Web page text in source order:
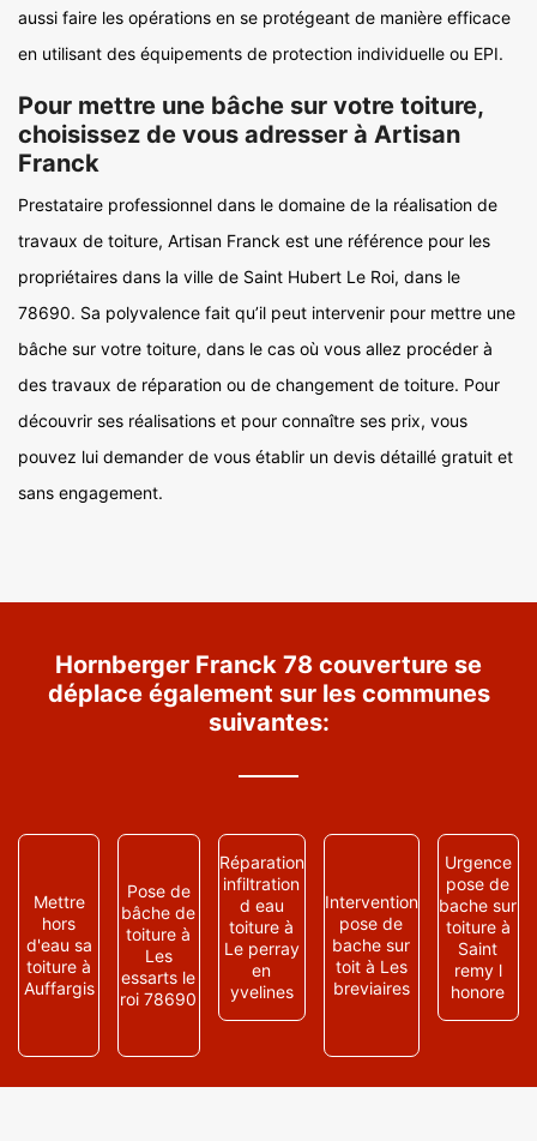
aussi faire les opérations en se protégeant de manière efficace
en utilisant des équipements de protection individuelle ou EPI.
Pour mettre une bâche sur votre toiture,
choisissez de vous adresser à Artisan
Franck
Prestataire professionnel dans le domaine de la réalisation de
travaux de toiture, Artisan Franck est une référence pour les
propriétaires dans la ville de Saint Hubert Le Roi, dans le
78690. Sa polyvalence fait qu’il peut intervenir pour mettre une
bâche sur votre toiture, dans le cas où vous allez procéder à
des travaux de réparation ou de changement de toiture. Pour
découvrir ses réalisations et pour connaître ses prix, vous
pouvez lui demander de vous établir un devis détaillé gratuit et
sans engagement.
Hornberger Franck 78 couverture se
déplace également sur les communes
suivantes:
Mettre
hors
d'eau sa
toiture à
Auffargis
Pose de
bâche de
toiture à
Les
essarts le
roi 78690
Réparation
infiltration
d eau
toiture à
Le perray
en
yvelines
Intervention
pose de
bache sur
toit à Les
breviaires
Urgence
pose de
bache sur
toiture à
Saint
remy l
honore